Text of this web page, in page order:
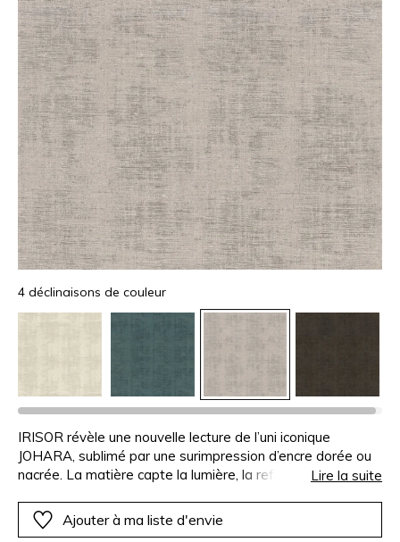
4 déclinaisons de couleur
IRISOR révèle une nouvelle lecture de l’uni iconique
JOHARA, sublimé par une surimpression d’encre dorée ou
nacrée. La matière capte la lumière, la reflète, et y fait
gagne en profondeur et en préciosité sans jamais perdre
sa sobriété. IRISOR évoque la brillance maîtrisée, celle qui
Lire la suite
Ajouter à ma liste d'envie